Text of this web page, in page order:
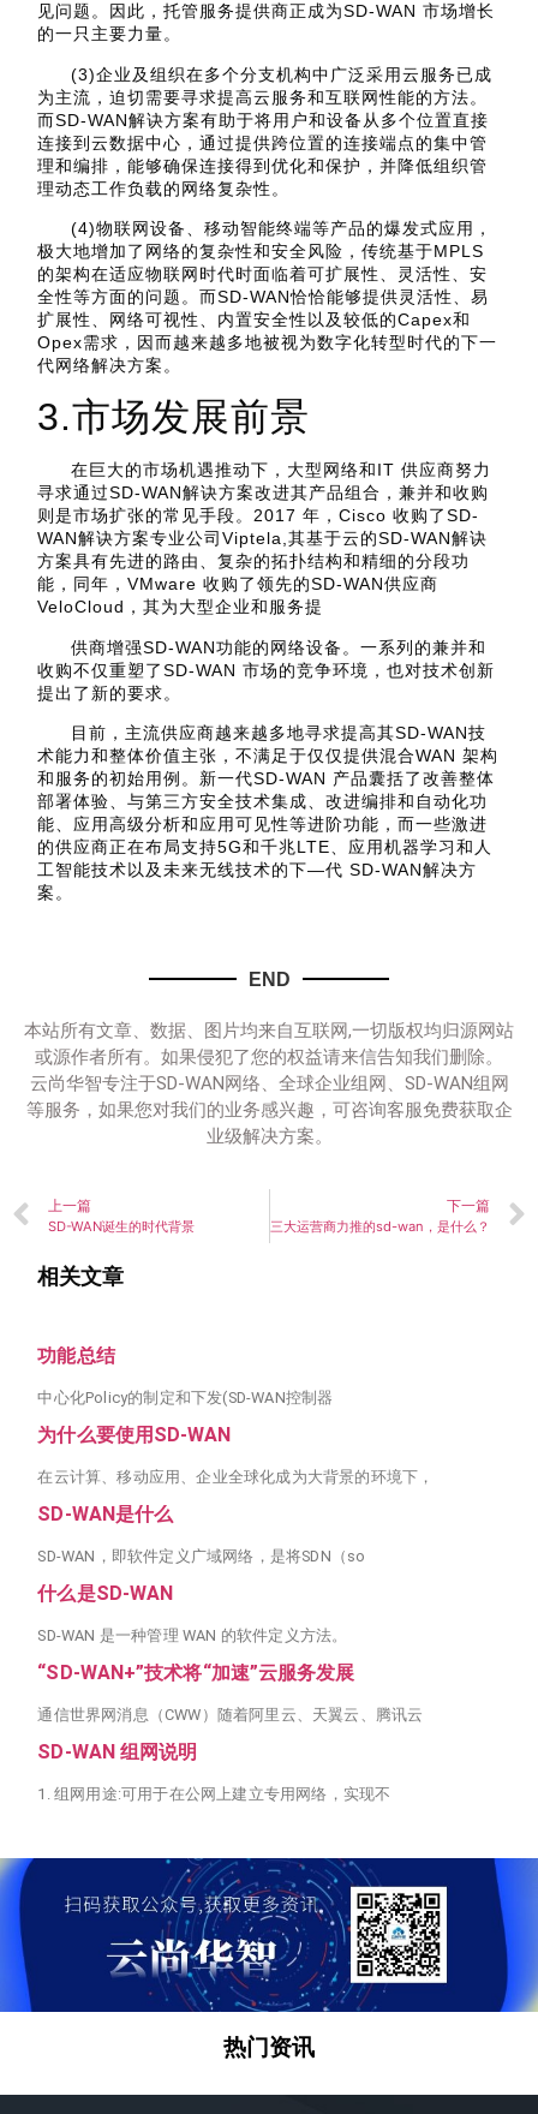
见问题。因此，托管服务提供商正成为SD-WAN 市场增长
的一只主要力量。
(3)企业及组织在多个分支机构中广泛采用云服务已成
为主流，迫切需要寻求提高云服务和互联网性能的方法。
而SD-WAN解诀方案有助于将用户和设备从多个位置直接
连接到云数据中心，通过提供跨位置的连接端点的集中管
理和编排，能够确保连接得到优化和保护，并降低组织管
理动态工作负载的网络复杂性。
(4)物联网设备、移动智能终端等产品的爆发式应用，
极大地增加了网络的复杂性和安全风险，传统基于MPLS
的架构在适应物联网时代时面临着可扩展性、灵活性、安
全性等方面的问题。而SD-WAN恰恰能够提供灵活性、易
扩展性、网络可视性、内置安全性以及较低的Capex和
Opex需求，因而越来越多地被视为数字化转型时代的下一
代网络解决方案。
3.市场发展前景
在巨大的市场机遇推动下，大型网络和IT 供应商努力
寻求通过SD-WAN解诀方案改进其产品组合，兼并和收购
则是市场扩张的常见手段。2017 年，Cisco 收购了SD-
WAN解诀方案专业公司Viptela,其基于云的SD-WAN解诀
方案具有先进的路由、复杂的拓扑结构和精细的分段功
能，同年，VMware 收购了领先的SD-WAN供应商
VeloCloud，其为大型企业和服务提
供商增强SD-WAN功能的网络设备。一系列的兼并和
收购不仅重塑了SD-WAN 市场的竞争环境，也对技术创新
提出了新的要求。
目前，主流供应商越来越多地寻求提高其SD-WAN技
术能力和整体价值主张，不满足于仅仅提供混合WAN 架构
和服务的初始用例。新一代SD-WAN 产品囊括了改善整体
部署体验、与第三方安全技术集成、改进编排和自动化功
能、应用高级分析和应用可见性等进阶功能，而一些激进
的供应商正在布局支持5G和千兆LTE、应用机器学习和人
工智能技术以及未来无线技术的下—代 SD-WAN解决方
案。
END
本站所有文章、数据、图片均来自互联网,一切版权均归源网站
或源作者所有。如果侵犯了您的权益请来信告知我们删除。
云尚华智专注于SD-WAN网络、全球企业组网、SD-WAN组网
等服务，如果您对我们的业务感兴趣，可咨询客服免费获取企
业级解决方案。
上一篇
SD-WAN诞生的时代背景
下一篇
三大运营商力推的sd-wan，是什么？
相关文章
功能总结
中心化Policy的制定和下发(SD-WAN控制器
为什么要使用SD-WAN
在云计算、移动应用、企业全球化成为大背景的环境下，
SD-WAN是什么
SD-WAN，即软件定义广域网络，是将SDN（so
什么是SD-WAN
SD-WAN 是一种管理 WAN 的软件定义方法。
“SD-WAN+”技术将“加速”云服务发展
通信世界网消息（CWW）随着阿里云、天翼云、腾讯云
SD-WAN 组网说明
1. 组网用途:可用于在公网上建立专用网络，实现不
热门资讯